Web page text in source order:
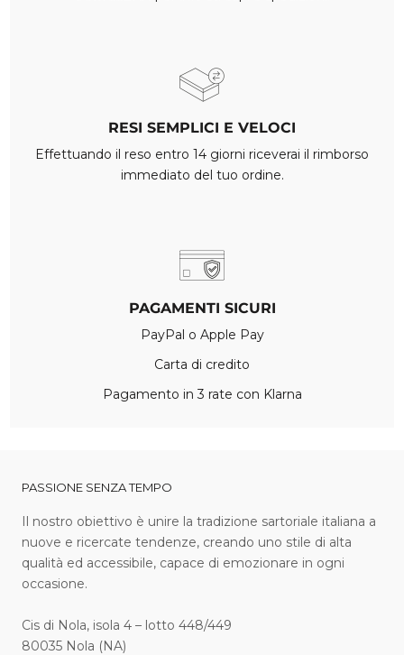
RESI SEMPLICI E VELOCI
Effettuando il reso entro 14 giorni riceverai il rimborso
immediato del tuo ordine.
PAGAMENTI SICURI
PayPal o Apple Pay
Carta di credito
Pagamento in 3 rate con Klarna
PASSIONE SENZA TEMPO
I l nostro obiettivo è unire la tradizione sartoriale italiana a
nuove e ricercate tendenze, creando uno stile di alta
qualità ed accessibile, capace di emozionare in ogni
occasione.
Cis di Nola, isola 4 – lotto 448/449
80035 Nola (NA)